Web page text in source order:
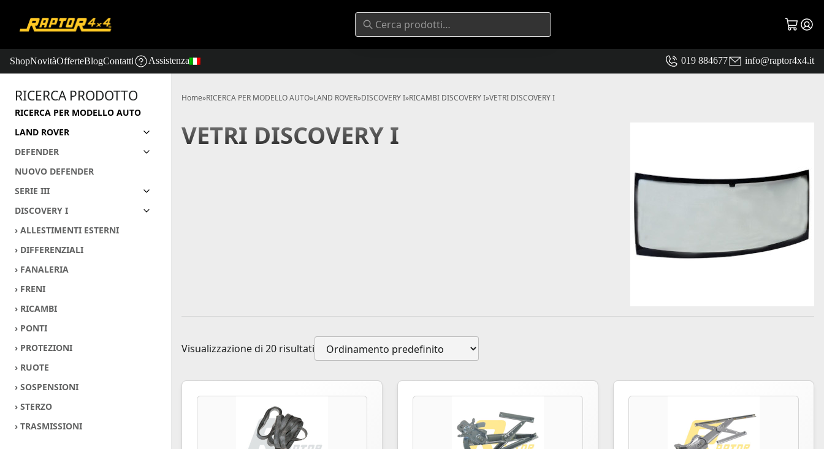
ShopNovitàOfferteBlogContatti Assistenza 019 884677 info@raptor4x4.it
RICERCA PRODOTTO
RICERCA PER MODELLO AUTO
LAND ROVER
DEFENDER
NUOVO DEFENDER
SERIE III
DISCOVERY I
› ALLESTIMENTI ESTERNI
› DIFFERENZIALI
› FANALERIA
› FRENI
› RICAMBI
› PONTI
› PROTEZIONI
› RUOTE
› SOSPENSIONI
› STERZO
› TRASMISSIONI
Home»RICERCA PER MODELLO AUTO»LAND ROVER»DISCOVERY I»RICAMBI DISCOVERY I»VETRI DISCOVERY I
VETRI DISCOVERY I
Visualizzazione di 20 risultati